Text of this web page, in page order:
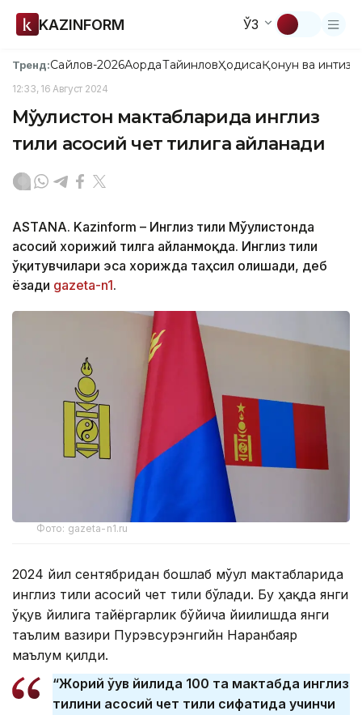
KAZINFORM ЎЗ
Тренд:Сайлов-2026АқордаТайинловҲодисаҚонун ва
12:33, 16 Август 2024
Мўғулистон мактабларида инглиз
тили асосий чет тилига айланади
ASTANA. Kazinform – Инглиз тили Мўғулистонда
асосий хорижий тилга айланмоқда. Инглиз тили
ўқитувчилари эса хорижда таҳсил олишади, деб
ёзади gazeta-n1.
Фото: gazeta-n1.ru
2024 йил сентябридан бошлаб мўғул мактабларида
инглиз тили асосий чет тили бўлади. Бу ҳақда янги
ўқув йилига тайёргарлик бўйича йиғилишда янги
таълим вазири Пурэвсурэнгийн Наранбаяр
маълум қилди.
“Жорий ўқув йилида 100 та мактабда инглиз
тилини асосий чет тили сифатида учинчи